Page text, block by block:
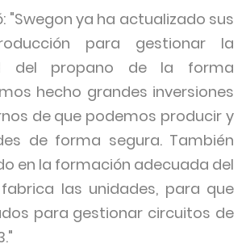
"Swegon ya ha actualizado sus
para gestionar la
del propano de la forma
hecho grandes inversiones
de que podemos producir y
de forma segura. También
en la formación adecuada del
las unidades, para que
para gestionar circuitos de